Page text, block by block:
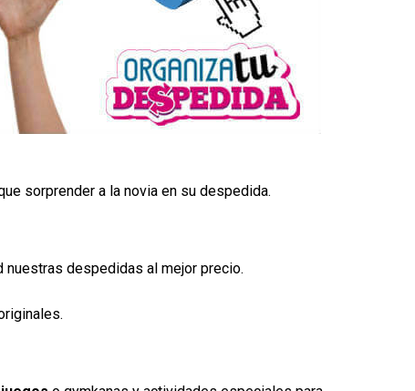
sorprender a la novia en su despedida.
despedidas al mejor precio.